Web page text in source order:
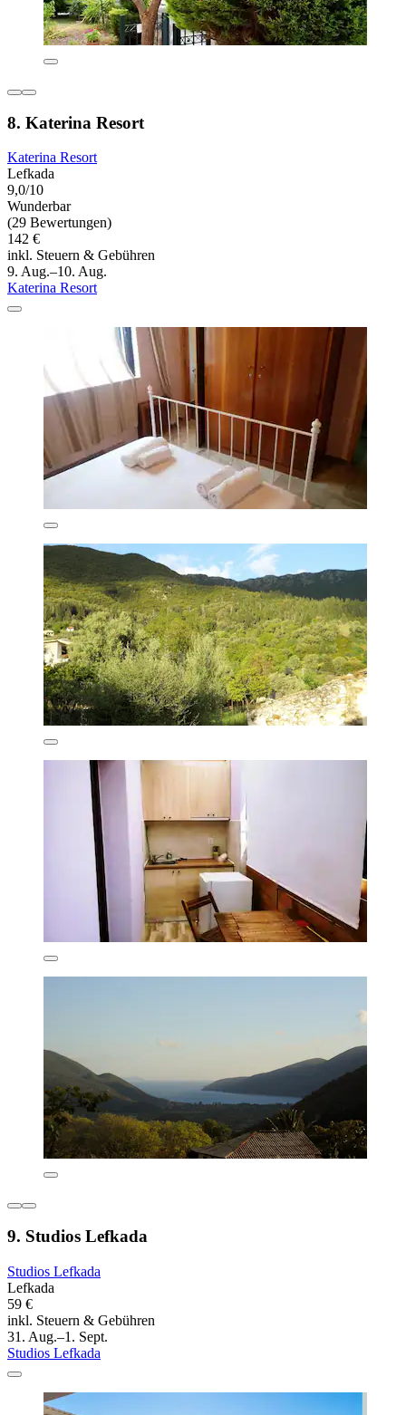
8. Katerina Resort
Katerina Resort
Lefkada
9,0/10
Wunderbar
(29 Bewertungen)
142 €
inkl. Steuern & Gebühren
9. Aug.–10. Aug.
Katerina Resort
9. Studios Lefkada
Studios Lefkada
Lefkada
59 €
inkl. Steuern & Gebühren
31. Aug.–1. Sept.
Studios Lefkada